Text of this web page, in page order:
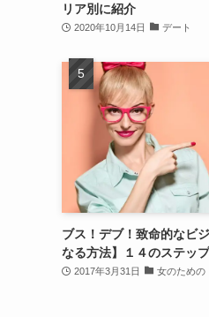
リア別に紹介
2020年10月14日 デート
ブス！デブ！致命的なビ
なる方法】１４のステップ
2017年3月31日 女のための